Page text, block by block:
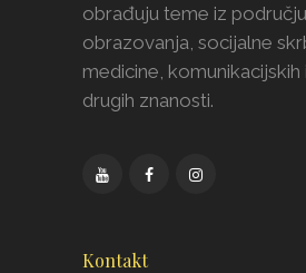
obrađuju teme iz
obrazovanja, socijalne
medicine, komunikacijskih i
drugih znanosti.
Kontakt